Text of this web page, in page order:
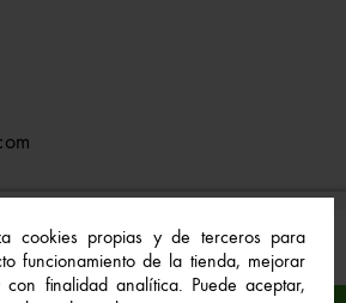
cookies propias y de terceros para
funcionamiento de la tienda, mejorar
con finalidad analítica. Puede aceptar,
Vila™. Todos los derechos